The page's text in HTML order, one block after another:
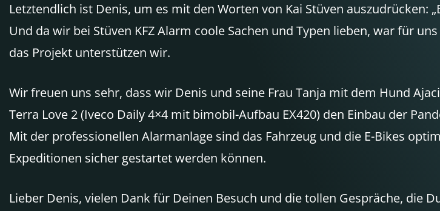
Letztendlich ist Denis, um es mit den Worten von Kai Stüven auszudrücken:
Und da wir bei Stüven KFZ Alarm coole Sachen und Typen lieben, war für
das Projekt unterstützen wir.
Wir freuen uns sehr, dass wir Denis und seine Frau Tanja mit dem Hund
Terra Love 2 (Iveco Daily 4×4 mit bimobil-Aufbau EX420) den Einbau der
Mit der professionellen Alarmanlage sind das Fahrzeug und die E-Bikes
Expeditionen sicher gestartet werden können.
Lieber Denis, vielen Dank für Deinen Besuch und die tollen Gespräche, die